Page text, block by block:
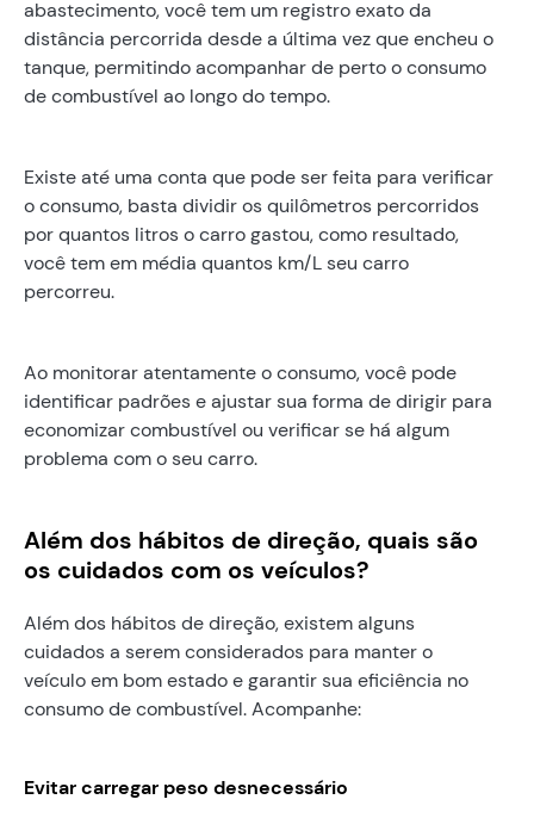
abastecimento, você tem um registro exato da
distância percorrida desde a última vez que encheu o
tanque, permitindo acompanhar de perto o consumo
de combustível ao longo do tempo.
Existe até uma conta que pode ser feita para verificar
o consumo, basta dividir os quilômetros percorridos
por quantos litros o carro gastou, como resultado,
você tem em média quantos km/L seu carro
percorreu.
Ao monitorar atentamente o consumo, você pode
identificar padrões e ajustar sua forma de dirigir para
economizar combustível ou verificar se há algum
problema com o seu carro.
Além dos hábitos de direção, quais são
os cuidados com os veículos?
Além dos hábitos de direção, existem alguns
cuidados a serem considerados para manter o
veículo em bom estado e garantir sua eficiência no
consumo de combustível. Acompanhe:
Evitar carregar peso desnecessário